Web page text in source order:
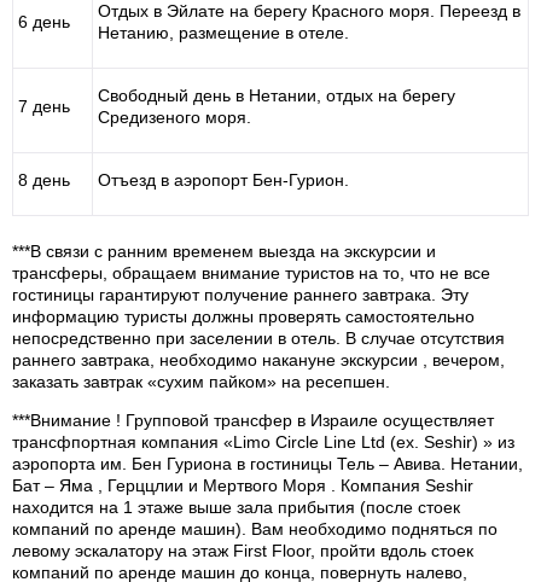
6 день
Отдых в Эйлате на берегу Красного моря. Переезд в
Нетанию, размещение в отеле.
7 день
Свободный день в Нетании, отдых на берегу
Средизеного моря.
8 день Отъезд в аэропорт Бен-Гурион.
***В связи с ранним временем выезда на экскурсии и
трансферы, обращаем внимание туристов на то, что не все
гостиницы гарантируют получение раннего завтрака. Эту
информацию туристы должны проверять самостоятельно
непосредственно при заселении в отель. В случае отсутствия
раннего завтрака, необходимо накануне экскурсии , вечером,
заказать завтрак «сухим пайком» на ресепшен.
***Внимание ! Групповой трансфер в Израиле осуществляет
трансфпортная компания «Limo Circle Line Ltd (ex. Seshir) » из
аэропорта им. Бен Гуриона в гостиницы Тель – Авива. Нетании,
Бат – Яма , Герццлии и Мертвого Моря . Компания Seshir
находится на 1 этаже выше зала прибытия (после стоек
компаний по аренде машин). Вам необходимо подняться по
левому эскалатору на этаж First Floor, пройти вдоль стоек
компаний по аренде машин до конца, повернуть налево,